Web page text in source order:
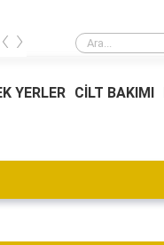
Tekirdağ Akport
‹ ›
YERLER CİLT BAKIMI